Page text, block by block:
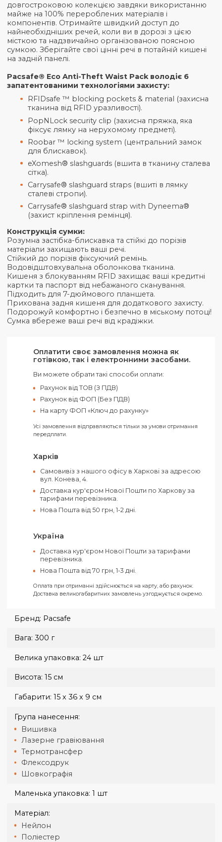
Американський бренд Pacsafe — світовий лідер в
напрямках безпеки та інновацій представляє
на пояс антизлодій Pacsafe Eco. Зручна, містка і
сумка - ідеальна супутниця в міських подорожах.
Продумана до дрібниць конструкція та
обсяг дозволять розмістити всі необхідні речі в
безпеці під наглядом найбільш передових
безпеки. Колекція Pacsafe ECO є нашою найбільш
довгостроковою колекцією завдяки
майже на 100% перероблених матеріалів і
компонентів. Отримайте швидкий доступ до
найнеобхідніших речей, коли ви в дорозі з цією
місткою та надзвичайно організованою поясною
сумкою. Зберігайте свої цінні речі в потайній
на задній панелі.
Pacsafe® Eco Anti-Theft Waist Pack володіє 6
запатентованими технологіями захисту:
RFIDsafe ™ blocking pockets & material
тканина від RFID уразливості).
PopNLock security clip (захисна пряжка, яка
Roobar ™ locking system (центральний
для блискавок).
eXomesh® slashguards (вшита в тканину
сітка).
Carrysafe® slashguard straps (вшиті в лямку
сталеві стропи).
Carrysafe® slashguard strap with Dyneema®
(захист кріплення ремінця).
матеріали захищають ваші речі.
Стійкий до порізів фіксуючий ремінь.
Водовідштовхувальна оболонкова тканина.
Кишеня з блокуванням RFID захищає ваші
картки та паспорт від небажаного сканування.
Підходить для 7-дюймового планшета.
Прихована задня кишеня для додаткового
Подорожуй комфортно і безпечно в міському
Сумка вбереже ваші речі від крадіжки.
Оплатити своє замовлення можна як
готівкою, так і електронними засобами.
Ви можете обрати такі способи оплати:
Рахунок від ТОВ (З ПДВ)
На карту ФОП «Ключ до рахунку»
Усі замовлення відправляються тільки за умови отримання
передплати.
Харків
тарифами перевізника.
Україна
перевізника.
Нова Пошта від 70 грн, 1-3 дні.
Оплата при отриманні здійснюється на карту, або рахунок.
Доставка великогабаритних замовлень узгоджується
Бренд: Pacsafe
Вага:
Велика упаковка:
Висота: